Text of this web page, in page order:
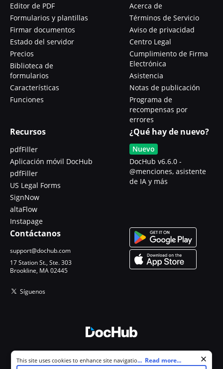
Editor de PDF
Formularios y plantillas
Firmar documentos
Estado del servidor
Precios
Biblioteca de
formularios
Características
Funciones
Acerca de
Términos de Servicio
Aviso de privacidad
Centro Legal
Cumplimiento de Firma
Electrónica
Asistencia
Notas de publicación
Programa de
recompensas por
errores
Recursos
pdfFiller
Aplicación móvil DocHub
pdfFiller
US Legal Forms
SignNow
altaFlow
Instapage
¿Qué hay de nuevo?
Nuevo
DocHub v6.6.0 -
@menciones, asistente
de IA y más
Contáctanos
support@dochub.com
17 Station St., Ste. 303
Brookline, MA 02445
Síguenos
Todos los derechos reservados.
Cookie consent notice
This site uses cookies to enhance site navigation and personalize
... Read more...